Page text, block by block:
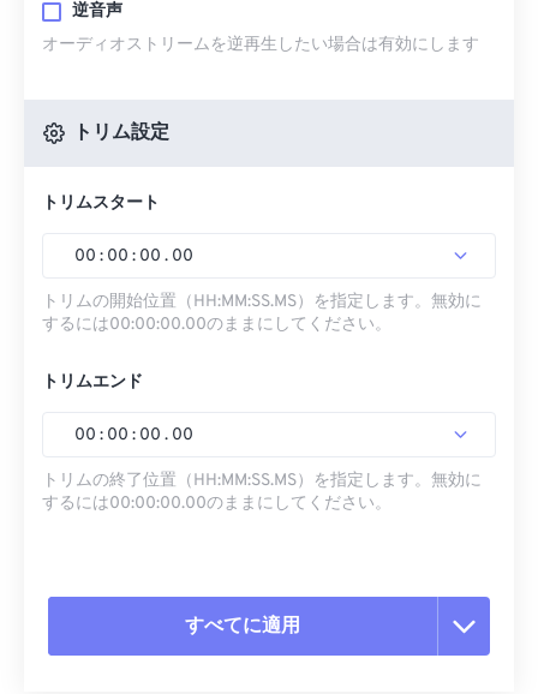
逆音声
オーディオストリームを逆再生したい場合は有効にします
トリム設定
トリムスタート
00 : 00 : 00 . 00
トリムの開始位置（HH:MM:SS.MS）を指定します。無効に
するには00:00:00.00のままにしてください。
トリムエンド
00 : 00 : 00 . 00
トリムの終了位置（HH:MM:SS.MS）を指定します。無効に
するには00:00:00.00のままにしてください。
すべてに適用